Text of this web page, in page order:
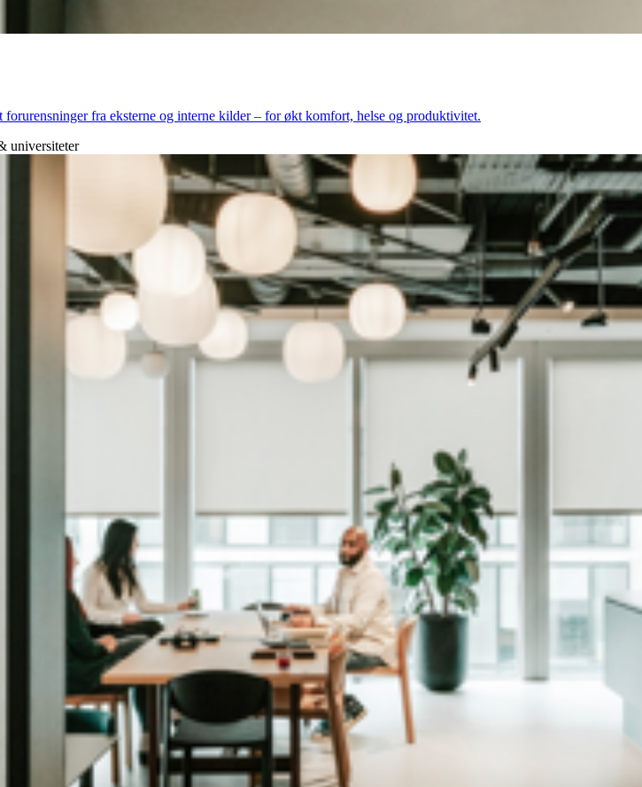
fra eksterne og interne kilder – for økt komfort, helse og produktivitet.
universiteter